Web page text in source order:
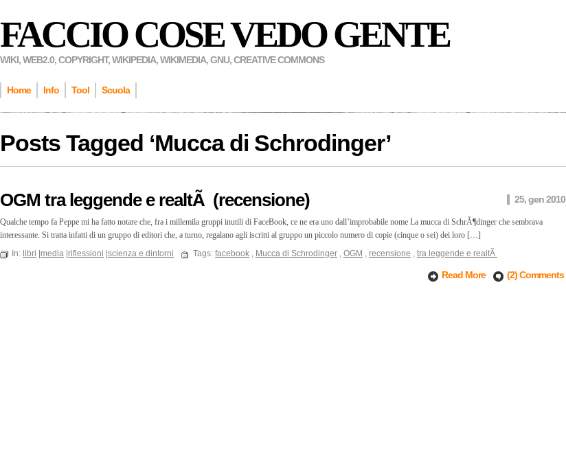
FACCIO COSE VEDO GENTE
WIKI, WEB2.0, COPYRIGHT, WIKIPEDIA, WIKIMEDIA, GNU, CREATIVE COMMONS
Home Info Tool Scuola
Posts Tagged ‘Mucca di Schrodinger’
OGM tra leggende e realtÃ (recensione) 25, gen 2010
Qualche tempo fa Peppe mi ha fatto notare che, fra i millemila gruppi inutili di FaceBook, ce ne era uno dall’improbabile nome La mucca di SchrÃ¶dinger che sembrava
interessante. Si tratta infatti di un gruppo di editori che, a turno, regalano agli iscritti al gruppo un piccolo numero di copie (cinque o sei) dei loro […]
In: libri media riflessioni scienza e dintorni Tags: facebook , Mucca di Schrodinger , OGM , recensione , tra leggende e realtÃ
Read More (2) Comments